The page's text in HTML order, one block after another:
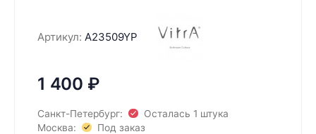
Артикул: A23509YP
1 400 ₽
Санкт-Петербург:
Осталась 1 штука
Москва:
Под заказ